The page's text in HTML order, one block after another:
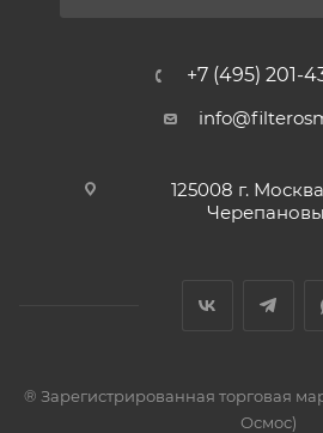
+7 (495) 201-
125008 г.
® Зарегистрированная торговая
Осмос)